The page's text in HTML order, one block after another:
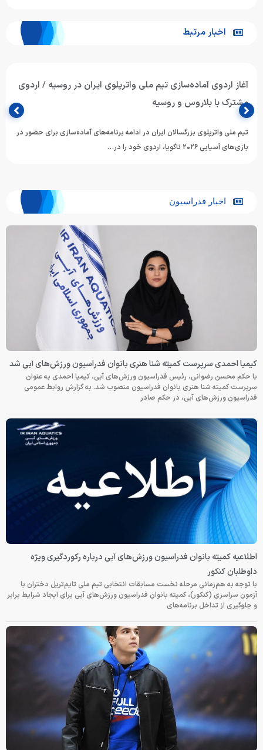
اخبار مرتبط
آغاز اردوی آماده‌سازی تیم ملی واترپلوی ایران در روسیه / اردوی
مشترک با بلاروس و روسیه
تیم ملی واترپلوی بزرگسالان ایران در ادامه برنامه‌های آماده‌سازی برای حضور در
بازی‌های آسیایی ۲۰۲۶ ناگویا، اردوی خود را در…
اخبار فدراسیون
کیمیا احمدی سرپرست کمیته شنا هنری بانوان فدراسیون ورزش‌های آبی شد
با حکم محسن رضوانی، رئیس فدراسیون ورزش‌های آبی، کیمیا احمدی به عنوان
سرپرست کمیته شنا هنری بانوان فدراسیون منصوب شد. به گزارش روابط عمومی
فدراسیون ورزش‌های آبی، در حکم صادر
اطلاعیه کمیته بانوان فدراسیون ورزش‌های آبی درباره رکوردگیری ویژه
داوطلبان کنکور
با توجه به هم‌زمانی مرحله نخست مسابقات انتخابی تیم ملی تایم‌تریل دختران با
آزمون سراسری (کنکور)، کمیته بانوان فدراسیون ورزش‌های آبی برای ایجاد شرایط برابر
و جلوگیری از تداخل برنامه‌های